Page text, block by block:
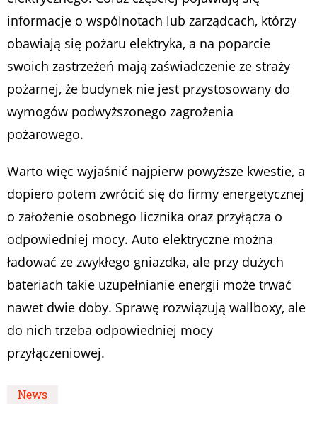
informacje o wspólnotach lub zarządcach, którzy
obawiają się pożaru elektryka, a na poparcie
swoich zastrzeżeń mają zaświadczenie ze straży
pożarnej, że budynek nie jest przystosowany do
wymogów podwyższonego zagrożenia
pożarowego.
Warto więc wyjaśnić najpierw powyższe kwestie, a
dopiero potem zwrócić się do firmy energetycznej
o założenie osobnego licznika oraz przyłącza o
odpowiedniej mocy. Auto elektryczne można
ładować ze zwykłego gniazdka, ale przy dużych
bateriach takie uzupełnianie energii może trwać
nawet dwie doby. Sprawę rozwiązują wallboxy, ale
do nich trzeba odpowiedniej mocy
przyłączeniowej.
News